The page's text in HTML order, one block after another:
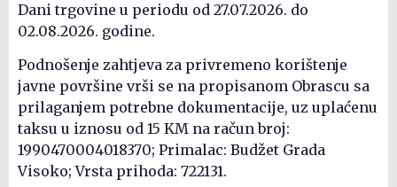
Dani trgovine u periodu od 27.07.2026. do
02.08.2026. godine.
Podnošenje zahtjeva za privremeno korištenje
javne površine vrši se na propisanom Obrascu sa
prilaganjem potrebne dokumentacije, uz uplaćenu
taksu u iznosu od 15 KM na račun broj:
1990470004018370; Primalac: Budžet Grada
Visoko; Vrsta prihoda: 722131.